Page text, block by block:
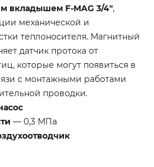
вкладышем F-MAG 3/4″,
механической и
теплоносителя. Магнитный
датчик протока от
которые могут появиться в
с монтажными работами
проводки.
— 0,3 МПа